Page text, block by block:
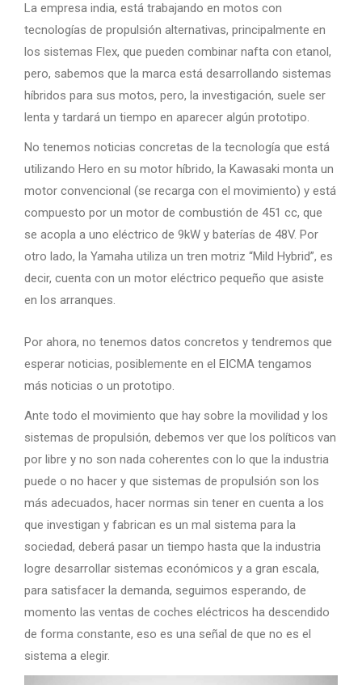
La empresa india, está trabajando en motos con
tecnologías de propulsión alternativas, principalmente en
los sistemas Flex, que pueden combinar nafta con etanol,
pero, sabemos que la marca está desarrollando sistemas
híbridos para sus motos, pero, la investigación, suele ser
lenta y tardará un tiempo en aparecer algún prototipo.
No tenemos noticias concretas de la tecnología que está
utilizando Hero en su motor híbrido, la Kawasaki monta un
motor convencional (se recarga con el movimiento) y está
compuesto por un motor de combustión de 451 cc, que
se acopla a uno eléctrico de 9kW y baterías de 48V. Por
otro lado, la Yamaha utiliza un tren motriz “Mild Hybrid”, es
decir, cuenta con un motor eléctrico pequeño que asiste
en los arranques.
Por ahora, no tenemos datos concretos y tendremos que
esperar noticias, posiblemente en el EICMA tengamos
más noticias o un prototipo.
Ante todo el movimiento que hay sobre la movilidad y los
sistemas de propulsión, debemos ver que los políticos van
por libre y no son nada coherentes con lo que la industria
puede o no hacer y que sistemas de propulsión son los
más adecuados, hacer normas sin tener en cuenta a los
que investigan y fabrican es un mal sistema para la
sociedad, deberá pasar un tiempo hasta que la industria
logre desarrollar sistemas económicos y a gran escala,
para satisfacer la demanda, seguimos esperando, de
momento las ventas de coches eléctricos ha descendido
de forma constante, eso es una señal de que no es el
sistema a elegir.